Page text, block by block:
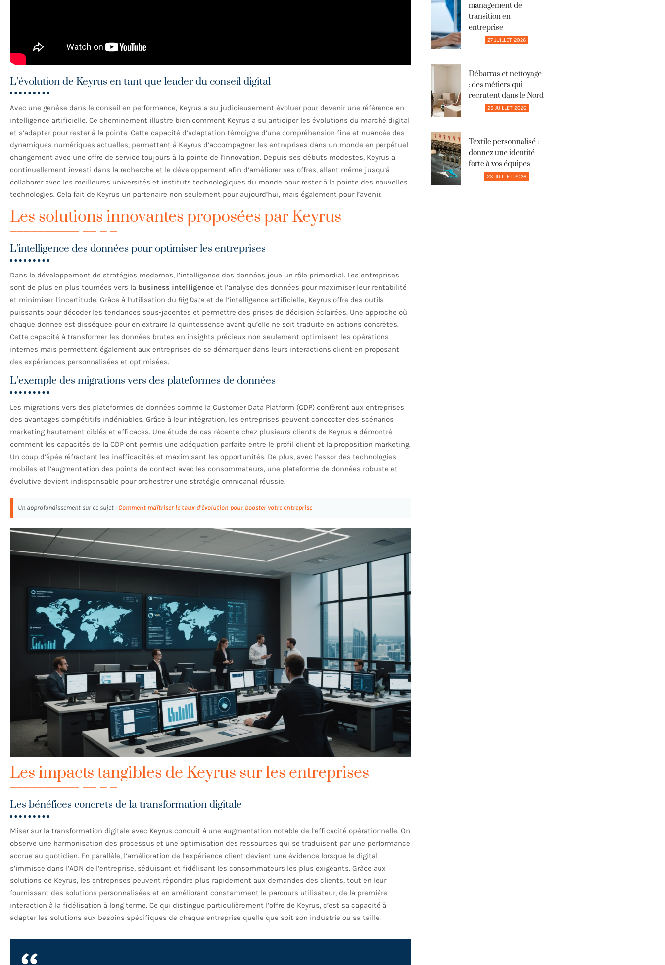
L’évolution de Keyrus en tant que leader du conseil digital
Avec une genèse dans le conseil en performance, Keyrus a su judicieusement évoluer pour devenir une référence en
intelligence artificielle. Ce cheminement illustre bien comment Keyrus a su anticiper les évolutions du marché digital
et s’adapter pour rester à la pointe. Cette capacité d’adaptation témoigne d’une compréhension fine et nuancée des
dynamiques numériques actuelles, permettant à Keyrus d’accompagner les entreprises dans un monde en perpétuel
changement avec une offre de service toujours à la pointe de l’innovation. Depuis ses débuts modestes, Keyrus a
continuellement investi dans la recherche et le développement afin d’améliorer ses offres, allant même jusqu’à
collaborer avec les meilleures universités et instituts technologiques du monde pour rester à la pointe des nouvelles
technologies. Cela fait de Keyrus un partenaire non seulement pour aujourd’hui, mais également pour l’avenir.
Les solutions innovantes proposées par Keyrus
L’intelligence des données pour optimiser les entreprises
Dans le développement de stratégies modernes, l’intelligence des données joue un rôle primordial. Les entreprises
sont de plus en plus tournées vers la business intelligence et l’analyse des données pour maximiser leur rentabilité
et minimiser l’incertitude. Grâce à l’utilisation du Big Data et de l’intelligence artificielle, Keyrus offre des outils
puissants pour décoder les tendances sous-jacentes et permettre des prises de décision éclairées. Une approche où
chaque donnée est disséquée pour en extraire la quintessence avant qu’elle ne soit traduite en actions concrètes.
Cette capacité à transformer les données brutes en insights précieux non seulement optimisent les opérations
internes mais permettent également aux entreprises de se démarquer dans leurs interactions client en proposant
des expériences personnalisées et optimisées.
L’exemple des migrations vers des plateformes de données
Les migrations vers des plateformes de données comme la Customer Data Platform (CDP) confèrent aux entreprises
des avantages compétitifs indéniables. Grâce à leur intégration, les entreprises peuvent concocter des scénarios
marketing hautement ciblés et efficaces. Une étude de cas récente chez plusieurs clients de Keyrus a démontré
comment les capacités de la CDP ont permis une adéquation parfaite entre le profil client et la proposition marketing.
Un coup d’épée réfractant les inefficacités et maximisant les opportunités. De plus, avec l’essor des technologies
mobiles et l’augmentation des points de contact avec les consommateurs, une plateforme de données robuste et
évolutive devient indispensable pour orchestrer une stratégie omnicanal réussie.
Un approfondissement sur ce sujet : Comment maîtriser le taux d’évolution pour booster votre entreprise
Les impacts tangibles de Keyrus sur les entreprises
Les bénéfices concrets de la transformation digitale
Miser sur la transformation digitale avec Keyrus conduit à une augmentation notable de l’efficacité opérationnelle. On
observe une harmonisation des processus et une optimisation des ressources qui se traduisent par une performance
accrue au quotidien. En parallèle, l’amélioration de l’expérience client devient une évidence lorsque le digital
s’immisce dans l’ADN de l’entreprise, séduisant et fidélisant les consommateurs les plus exigeants. Grâce aux
solutions de Keyrus, les entreprises peuvent répondre plus rapidement aux demandes des clients, tout en leur
fournissant des solutions personnalisées et en améliorant constamment le parcours utilisateur, de la première
interaction à la fidélisation à long terme. Ce qui distingue particulièrement l’offre de Keyrus, c’est sa capacité à
adapter les solutions aux besoins spécifiques de chaque entreprise quelle que soit son industrie ou sa taille.
management de
transition en
entreprise
27 JUILLET 2026
Débarras et nettoyage
: des métiers qui
recrutent dans le Nord
25 JUILLET 2026
Textile personnalisé :
donnez une identité
forte à vos équipes
23 JUILLET 2026